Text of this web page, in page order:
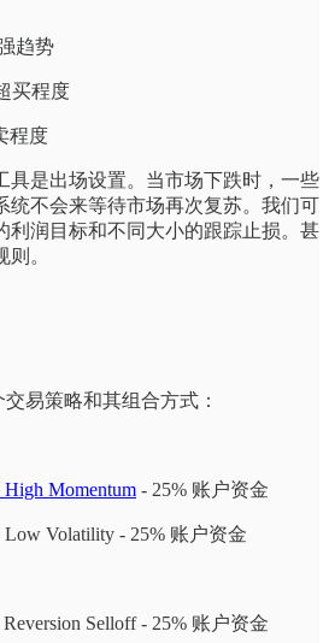
趋势
买程度
程度
具是出场设置。当市场下跌时，一些
统不会来等待市场再次复苏。我们可
利润目标和不同大小的跟踪止损。甚
。
易策略和其组合方式：
Momentum - 25% 账户资金
Low Volatility - 25% 账户资金
Selloff - 25% 账户资金